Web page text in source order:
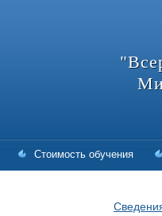
Стоимость обучения